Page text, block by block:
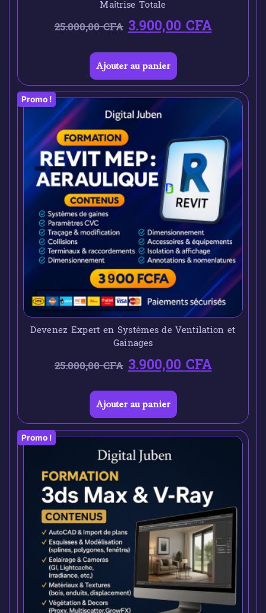
Maîtrise Totale
25.000,00CFA 3.900,00CFA
Ajouter au panier
Promo !
Devenez Expert en Systèmes de Ventilation et
Gainages
25.000,00CFA 3.900,00CFA
Ajouter au panier
Promo !